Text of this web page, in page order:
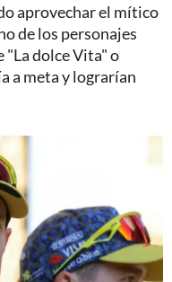
aprovechar el mítico
de los personajes
"La dolce Vita" o
a meta y lograrían